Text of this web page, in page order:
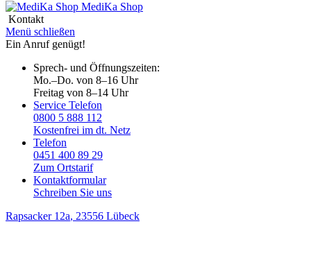
MediKa Shop
Kontakt
Menü schließen
Ein Anruf genügt!
Sprech- und Öffnungszeiten:
Mo.–Do. von 8–16 Uhr
Freitag von 8–14 Uhr
Service Telefon
0800 5 888 112
Kostenfrei im dt. Netz
Telefon
0451 400 89 29
Zum Ortstarif
Kontaktformular
Schreiben Sie uns
Rapsacker 12a, 23556 Lübeck